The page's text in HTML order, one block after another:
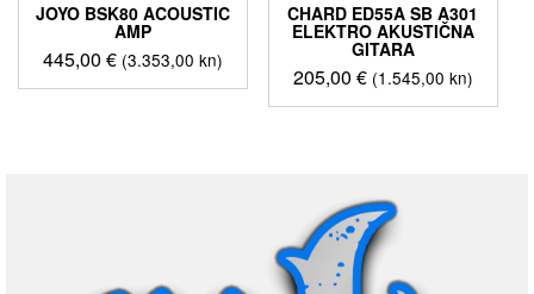
JOYO BSK80 ACOUSTIC
AMP
445,00€ (3.353,00 kn)
CHARD ED55A SB A301
ELEKTRO AKUSTIČNA
GITARA
205,00 € (1.545,00 kn)